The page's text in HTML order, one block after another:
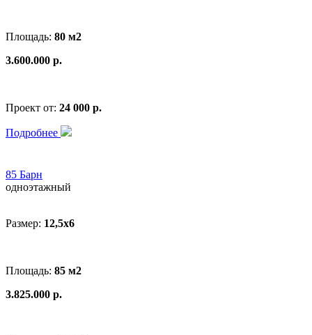
Площадь: 80 м2
3.600.000 р.
Проект от: 24 000 р.
Подробнее
85 Барн
одноэтажный
Размер: 12,5х6
Площадь: 85 м2
3.825.000 р.